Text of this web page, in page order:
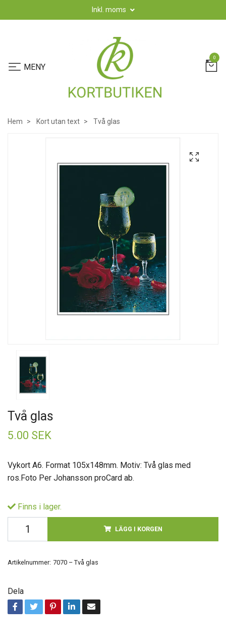
Inkl. moms
0
Hem Kort utan text Två glas
Två glas
5.00 SEK
Vykort A6. Format 105x148mm. Motiv: Två glas med
ros.Foto Per Johansson proCard ab.
Finns i lager.
LÄGG I KORGEN
Artikelnummer: 7070 – Två glas
Dela